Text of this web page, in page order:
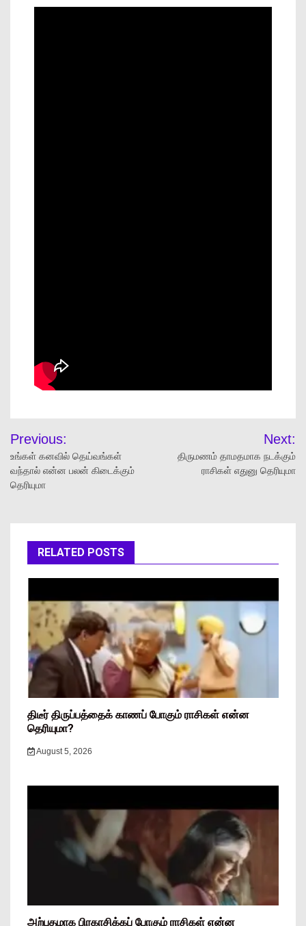
Previous:
உங்கள் கனவில் தெய்வங்கள்
வந்தால் என்ன பலன் கிடைக்கும்
தெரியுமா
Next:
திருமணம் தாமதமாக நடக்கும்
ராசிகள் எதுனு தெரியுமா
RELATED POSTS
திடீர் திருப்பத்தைக் காணப் போகும் ராசிகள் என்ன
தெரியுமா?
August 5, 2026
அற்புதமாக பிரகாசிக்கப் போகும் ராசிகள் என்ன